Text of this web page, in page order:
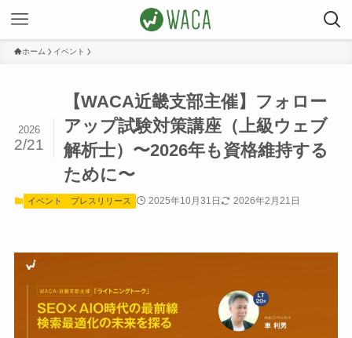
ホーム イベント
【WACA近畿支部主催】フォロー
アップ試験対策講座（上級ウェブ
解析士）〜2026年も資格維持する
ために〜
2026
2/21
イベント プレスリリース 2025年10月31日 2026年2月21日